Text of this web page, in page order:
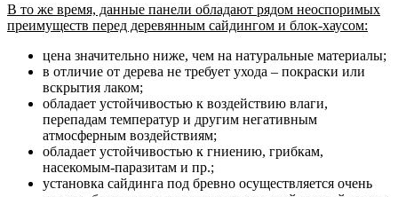
В то же время, данные панели обладают рядом неоспоримых
преимуществ перед деревянным сайдингом и блок-хаусом:
цена значительно ниже, чем на натуральные материалы;
в отличие от дерева не требует ухода – покраски или
вскрытия лаком;
обладает устойчивостью к воздействию влаги,
перепадам температур и другим негативным
атмосферным воздействиям;
обладает устойчивостью к гниению, грибкам,
насекомым-паразитам и пр.;
установка сайдинга под бревно осуществляется очень